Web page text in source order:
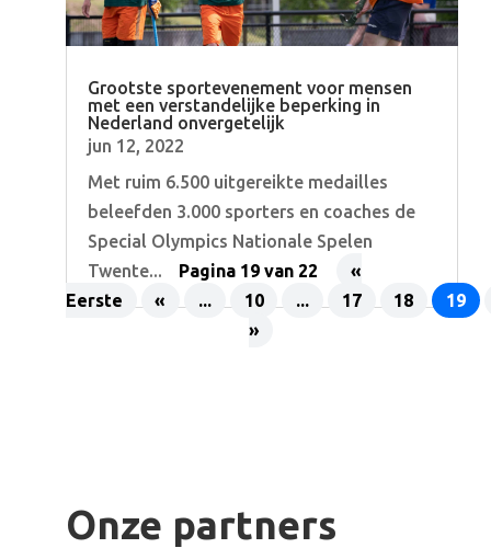
Grootste sportevenement voor mensen
met een verstandelijke beperking in
Nederland onvergetelijk
jun 12, 2022
Met ruim 6.500 uitgereikte medailles
beleefden 3.000 sporters en coaches de
Special Olympics Nationale Spelen
Twente...
Pagina 19 van 22
«
Eerste
« ... 10 ... 17 18
19
»
Onze partners